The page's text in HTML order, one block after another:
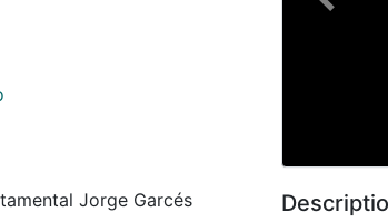
Jorge Garcés
Previous